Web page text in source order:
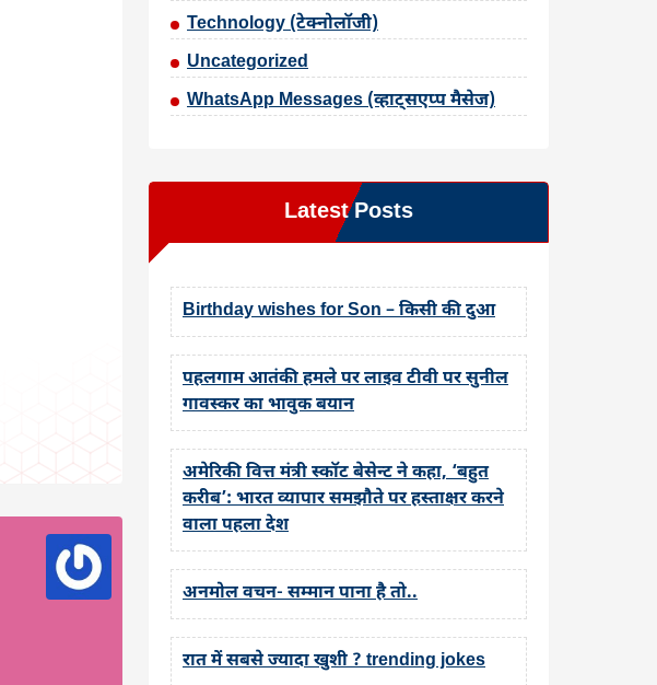
Technology (टेक्नोलॉजी)
Uncategorized
WhatsApp Messages (व्हाट्सएप्प मैसेज)
Latest Posts
Birthday wishes for Son – किसी की दुआ
पहलगाम आतंकी हमले पर लाइव टीवी पर सुनील
गावस्कर का भावुक बयान
अमेरिकी वित्त मंत्री स्कॉट बेसेन्ट ने कहा, ‘बहुत
करीब’: भारत व्यापार समझौते पर हस्ताक्षर करने
वाला पहला देश
अनमोल वचन- सम्मान पाना है तो..
रात में सबसे ज्यादा खुशी ? trending jokes